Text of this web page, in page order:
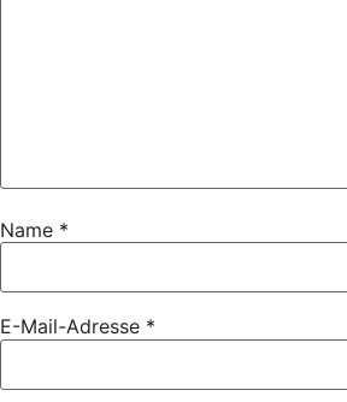
Name *
E-Mail-Adresse *